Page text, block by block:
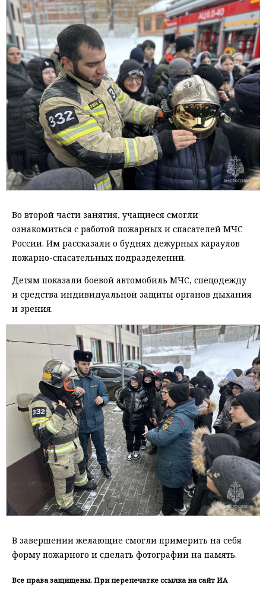
Во второй части занятия, учащиеся смогли
ознакомиться с работой пожарных и спасателей МЧС
России. Им рассказали о буднях дежурных караулов
пожарно-спасательных подразделений.
Детям показали боевой автомобиль МЧС, спецодежду
и средства индивидуальной защиты органов дыхания
и зрения.
В завершении желающие смогли примерить на себя
форму пожарного и сделать фотографии на память.
Все права защищены. При перепечатке ссылка на сайт ИА